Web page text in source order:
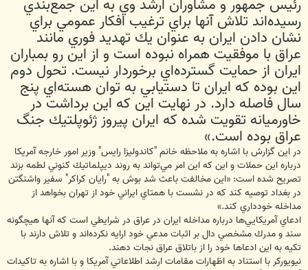
رئيس جمهور و مشاوران ارشد وي به اين جمع‌بندي
رسيده‌اند تلاش آنها براي ترغيب افكار عمومي براي
نشان دادن ايران به عنوان يك تهديد فوري مانند
عراق با موفقيت همراه نبوده است و از اين رو بمباران
ايران از حمايت گسترده‌اي برخوردار نيست. تحول دوم
اين بوده كه ايران تا دستيابي به توان هسته‌اي پنج
سال فاصله دارد. در نهايت اين كه اين برداشت در
خاورميانه تقويت شده كه ايران پيروز ژئوپلتيك جنگ
عراق بوده است.»
در اين گزارش با اشاره به ملاحظه خانم "كاندوليزا رايس" وزير امور خارجه آمريكا
درباره اين حملات و اين كه اين امر مي‌تواند به روند ديپلماتيك كنوني لطمه بزند
تصريح شده است: «اين مخالفت باعث شد بوش به "رايان كراكر" سفير واشنگتن
در بغداد توصيه كند كه در نشست با همتاي ايراني خود از تهران بخواهد از
مداخله خودداري كند.»
ادعاي آمريكايي‌ها درباره مداخله ايران در عراق در شرايطي است كه آنها هيچگونه
سند و مدرك مشخصي دال بر اثبات مدعي خود ارايه نكرده‌اند و تلاش دارند با
تكيه به اين ادعاها خود را از باتلاق عراق نجات دهند.
نيويوركر با استناد به اظهارات مقامات ارشد اطلاعاتي آمريكا و با اشاره به تاكيدات